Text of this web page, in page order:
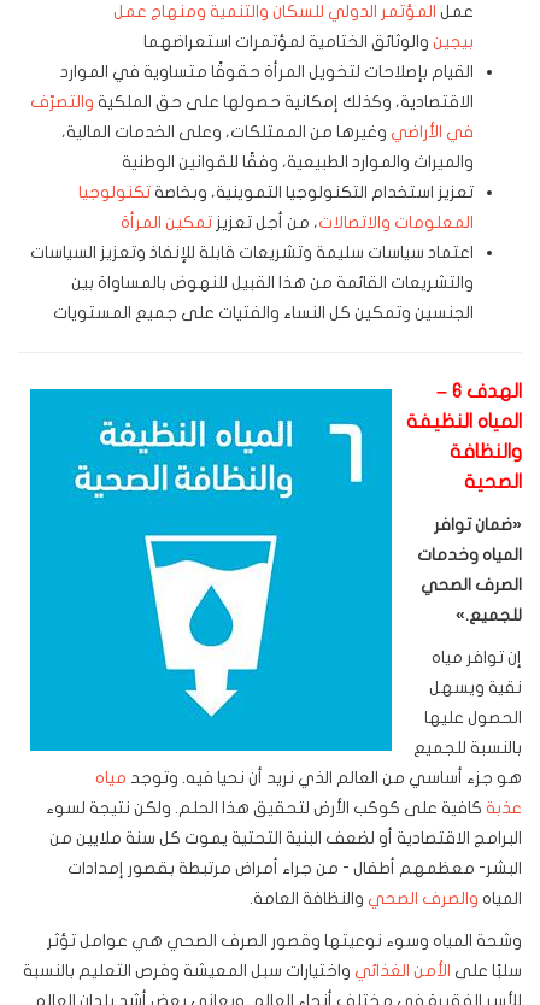
عمل المؤتمر الدولي للسكان والتنمية ومنهاج عمل
بيجين والوثائق الختامية لمؤتمرات استعراضهما
القيام بإصلاحات لتخويل المرأة حقوقًا متساوية في الموارد
الاقتصادية، وكذلك إمكانية حصولها على حق الملكية والتصرّف
في الأراضي وغيرها من الممتلكات، وعلى الخدمات المالية،
والميراث والموارد الطبيعية، وفقًا للقوانين الوطنية
تعزيز استخدام التكنولوجيا التموينية، وبخاصة تكنولوجيا
المعلومات والاتصالات، من أجل تعزيز تمكين المرأة
اعتماد سياسات سليمة وتشريعات قابلة للإنفاذ وتعزيز السياسات
والتشريعات القائمة من هذا القبيل للنهوض بالمساواة بين
الجنسين وتمكين كل النساء والفتيات على جميع المستويات
الهدف 6 –
المياه النظيفة
والنظافة
الصحية
«ضمان توافر
المياه وخدمات
الصرف الصحي
للجميع.»
إن توافر مياه
نقية ويسهل
الحصول عليها
بالنسبة للجميع
هو جزء أساسي من العالم الذي نريد أن نحيا فيه. وتوجد مياه
عذبة كافية على كوكب الأرض لتحقيق هذا الحلم. ولكن نتيجة لسوء
البرامج الاقتصادية أو لضعف البنية التحتية يموت كل سنة ملايين من
البشر- معظمهم أطفال - من جراء أمراض مرتبطة بقصور إمدادات
المياه والصرف الصحي والنظافة العامة.
وشحة المياه وسوء نوعيتها وقصور الصرف الصحي هي عوامل تؤثر
سلبًا على الأمن الغذائي واختيارات سبل المعيشة وفرص التعليم بالنسبة
للأسر الفقيرة في مختلف أنحاء العالم. ويعاني بعض أشد بلدان العالم